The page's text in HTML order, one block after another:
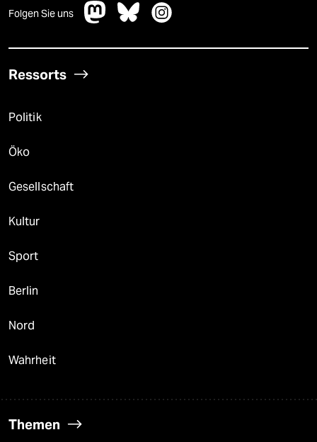
Folgen Sie uns
Ressorts
Politik
Öko
Gesellschaft
Kultur
Sport
Berlin
Nord
Wahrheit
Themen